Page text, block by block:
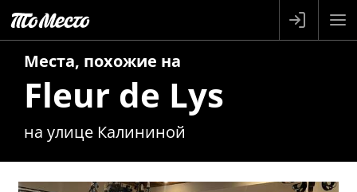
Места, похожие на
Fleur de Lys
на улице Калининой